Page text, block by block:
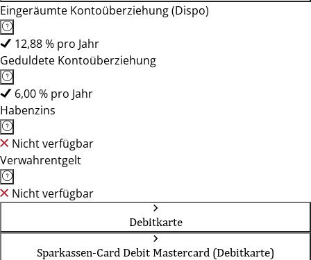
Eingeräumte Kontoüberziehung (Dispo)
12,88 % pro Jahr
Geduldete Kontoüberziehung
6,00 % pro Jahr
Habenzins
Nicht verfügbar
Verwahrentgelt
Nicht verfügbar
Debitkarte
Sparkassen-Card Debit Mastercard (Debitkarte)